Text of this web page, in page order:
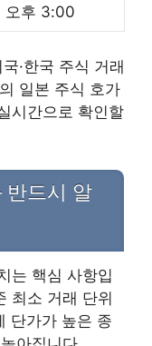
오후 3:00
·한국 주식 거래
일본 주식 호가
시간으로 확인할
드시 알
는 핵심 사항입
최소 거래 단위
단가가 높은 종